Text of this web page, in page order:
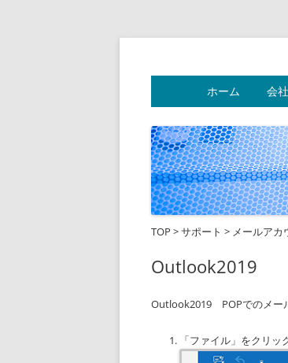
フリーダムネ
ホーム 会
TOP >サポート > メールアカ
Outlook2019
Outlook2019 POPでのメー
「ファイル」をクリッ